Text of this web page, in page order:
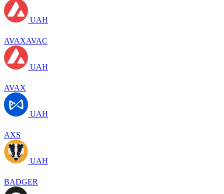
UAH
AVAXAVAC
UAH
AVAX
UAH
AXS
UAH
BADGER